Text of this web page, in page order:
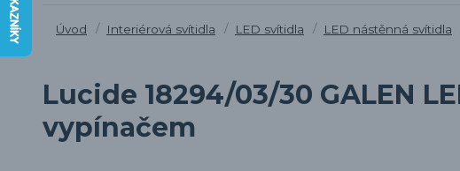
Úvod Interiérová svítidla LED svítidla LED nástěnná svítidla
Lucide 18294/03/30 GALEN
vypínačem